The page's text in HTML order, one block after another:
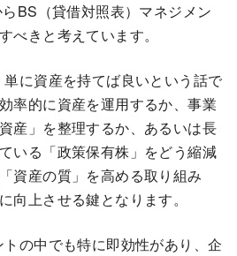
BS（貸借対照表）マネジメン
べきと考えています。
に資産を持てば良いという話で
率的に資産を運用するか、事業
産」を整理するか、あるいは長
いる「政策保有株」をどう縮減
資産の質」を高める取り組み
向上させる鍵となります。
の中でも特に即効性があり、企